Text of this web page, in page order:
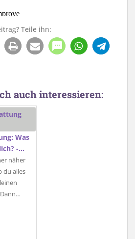
Teile ihn:
auch interessieren:
Was
-…
näher
du alles